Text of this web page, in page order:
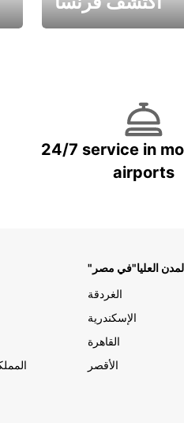
24/7 service in
airports
العليا"في مصر
الغردقة
الإسكندرية
القاهرة
الأقصر